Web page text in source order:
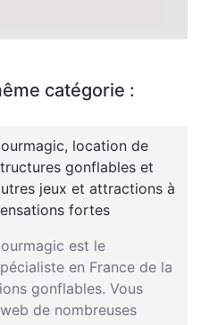
catégorie :
location de
gonflables et
jeux et attractions à
fortes
est le
en France de la
gonflables. Vous
de nombreuses